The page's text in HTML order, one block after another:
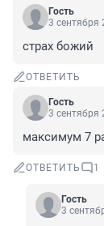
Гость
3 сентября
страх божий
ОТВЕТИТЬ
Гость
3 сентября
максимум 7
ОТВЕТИТЬ 1
Гость
3